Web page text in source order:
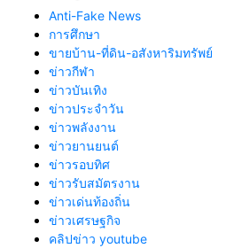
Anti-Fake News
การศึกษา
ขายบ้าน-ที่ดิน-อสังหาริมทรัพย์
ข่าวกีฬา
ข่าวบันเทิง
ข่าวประจำวัน
ข่าวพลังงาน
ข่าวยานยนต์
ข่าวรอบทิศ
ข่าวรับสมัตรงาน
ข่าวเด่นท้องถิ่น
ข่าวเศรษฐกิจ
คลิปข่าว youtube